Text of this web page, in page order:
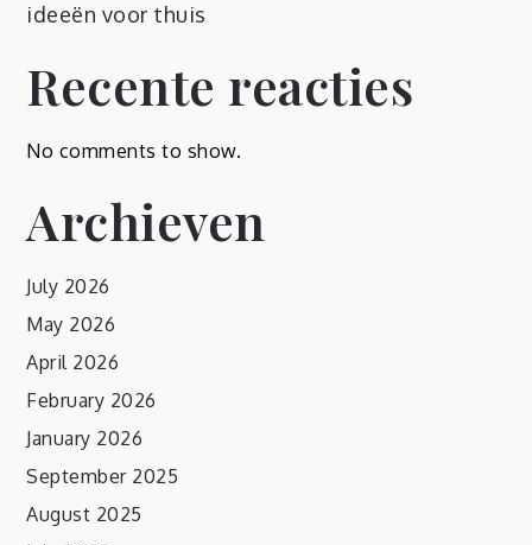
ideeën voor thuis
Recente reacties
No comments to show.
Archieven
July 2026
May 2026
April 2026
February 2026
January 2026
September 2025
August 2025